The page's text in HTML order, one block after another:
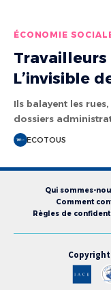
ÉCONOMIE
Travailleurs
L’invisible
Ils balayent les
dossiers
ECOTOUS
Qui sommes-
Comment
Règles de